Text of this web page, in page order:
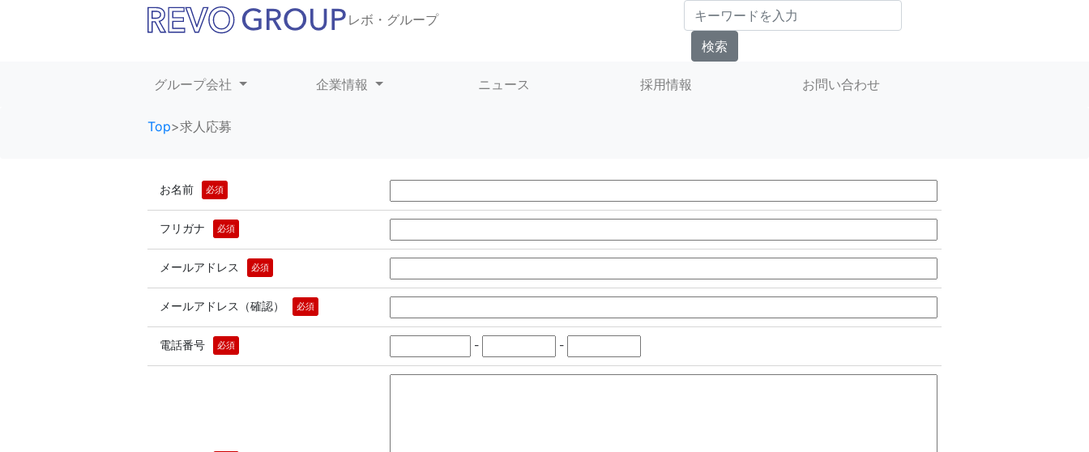
レボ・グループ
グループ会社 企業情報 ニュース 採用情報 お問い合わせ
Top>求人応募
お名前 必須
フリガナ 必須
メールアドレス 必須
メールアドレス（確認） 必須
電話番号 必須 - -